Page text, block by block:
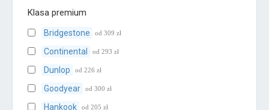
Klasa premium
Bridgestone od 309 zł
Continental od 293 zł
Dunlop od 226 zł
Goodyear od 300 zł
Hankook od 205 zł